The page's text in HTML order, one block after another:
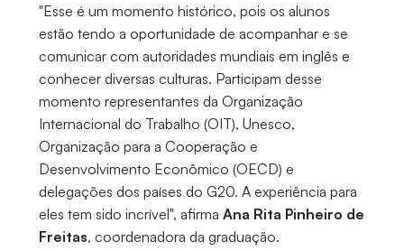
"Esse é um momento histórico, pois os alunos
estão tendo a oportunidade de acompanhar e se
comunicar com autoridades mundiais em inglês e
conhecer diversas culturas. Participam desse
momento representantes da Organização
Internacional do Trabalho (OIT), Unesco,
Organização para a Cooperação e
Desenvolvimento Econômico (OECD) e
delegações dos países do G20. A experiência para
eles tem sido incrível", afirma Ana Rita Pinheiro de
Freitas, coordenadora da graduação.